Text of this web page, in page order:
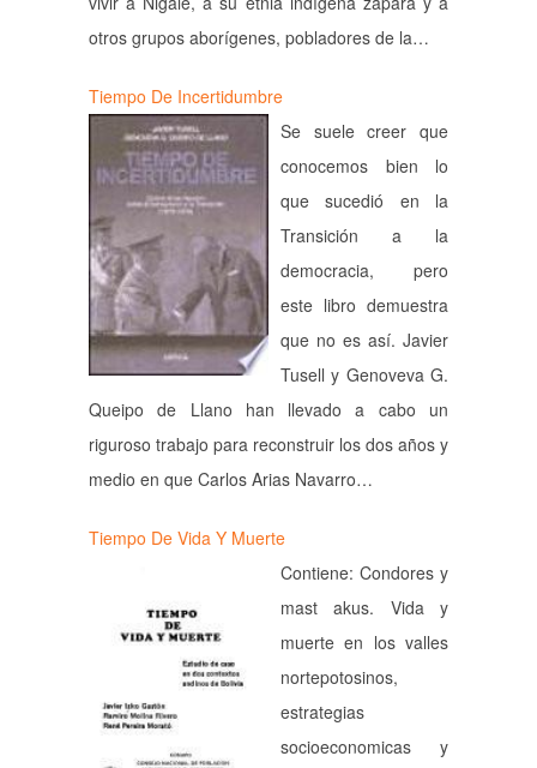
otros grupos aborígenes, pobladores de la…
Tiempo De Incertidumbre
Se suele creer que
conocemos bien lo
que sucedió en la
Transición a la
democracia, pero
este libro demuestra
que no es así. Javier
Tusell y Genoveva G.
Queipo de Llano han llevado a cabo un
riguroso trabajo para reconstruir los dos años y
medio en que Carlos Arias Navarro…
Tiempo De Vida Y Muerte
Contiene: Condores y
mast akus. Vida y
muerte en los valles
nortepotosinos,
estrategias
socioeconomicas y